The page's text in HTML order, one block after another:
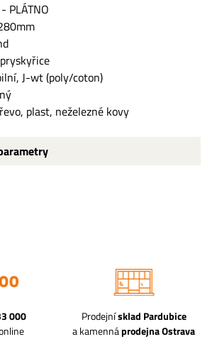
PLÁTNO
J-wt (poly/coton)
plast, neželezné kovy
000
Prodejnísklad Pardubice
a kamennáprodejna Ostrava